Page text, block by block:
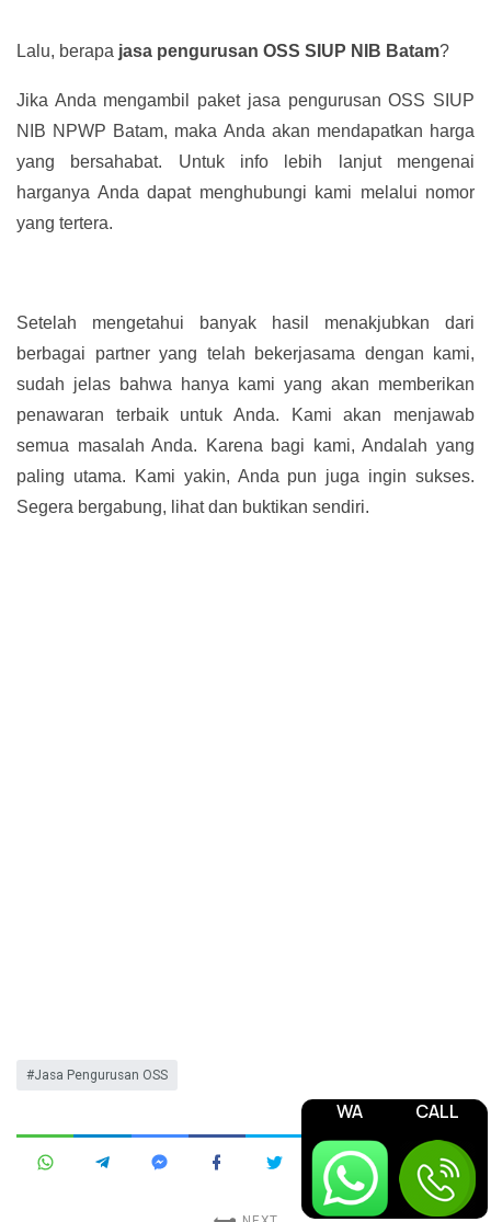
Lalu, berapa jasa pengurusan OSS SIUP NIB Batam?
Jika Anda mengambil paket jasa pengurusan OSS SIUP
NIB NPWP Batam, maka Anda akan mendapatkan harga
yang bersahabat. Untuk info lebih lanjut mengenai
harganya Anda dapat menghubungi kami melalui nomor
yang tertera.
Setelah mengetahui banyak hasil menakjubkan dari
berbagai partner yang telah bekerjasama dengan kami,
sudah jelas bahwa hanya kami yang akan memberikan
penawaran terbaik untuk Anda. Kami akan menjawab
semua masalah Anda. Karena bagi kami, Andalah yang
paling utama. Kami yakin, Anda pun juga ingin sukses.
Segera bergabung, lihat dan buktikan sendiri.
Jasa Pengurusan OSS
WA CALL